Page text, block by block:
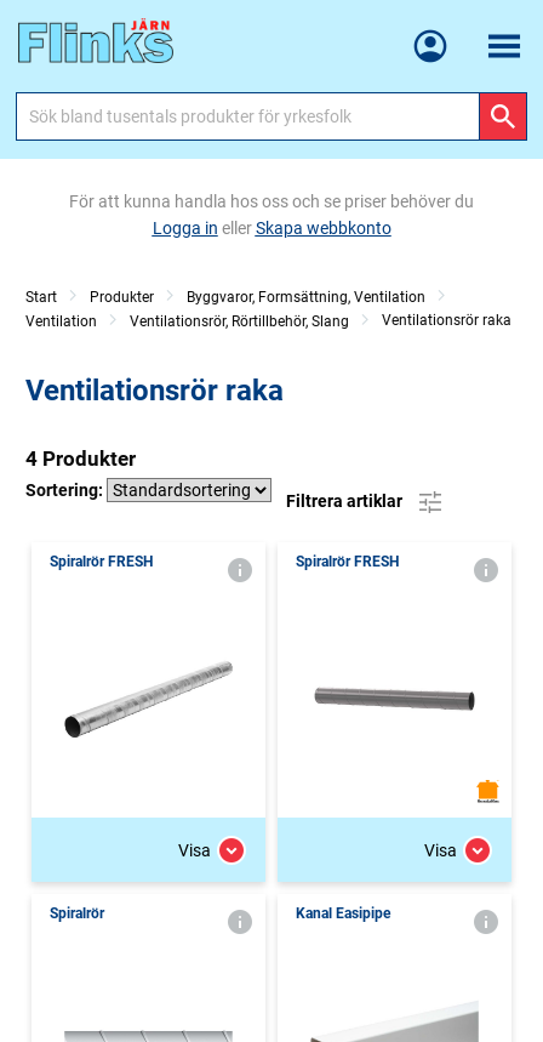
Meny
För att kunna handla hos oss och se priser behöver du
Logga in ellerSkapa webbkonto
Start Produkter
Byggvaror, Formsättning, Ventilation
Ventilation
Ventilationsrör, Rörtillbehör, Slang Ventilationsrör raka
Ventilationsrör raka
4 Produkter
Sortering:
Filtrera artiklar
Spiralrör FRESH
Visa
Spiralrör FRESH
Visa
Spiralrör Kanal Easipipe